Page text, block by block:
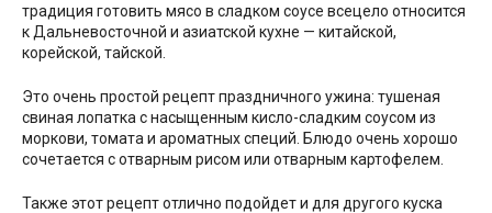
традиция готовить мясо в сладком соусе всецело относится
к Дальневосточной и азиатской кухне — китайской,
корейской, тайской.
Это очень простой рецепт праздничного ужина: тушеная
свиная лопатка с насыщенным кисло-сладким соусом из
моркови, томата и ароматных специй. Блюдо очень хорошо
сочетается с отварным рисом или отварным картофелем.
Также этот рецепт отлично подойдет и для другого куска